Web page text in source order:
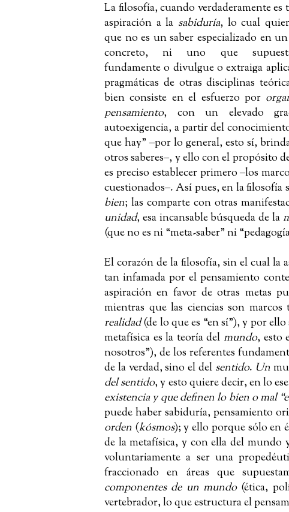
La filosofía, cuando verdaderamente es
aspiración a la sabiduría, lo cual
que no es un saber especializado en
concreto, ni uno que
fundamente o divulgue o extraiga
pragmáticas de otras disciplinas
bien consiste en el esfuerzo por
pensamiento, con un elevado
autoexigencia, a partir del
que hay”‒por lo general, esto sí,
otros saberes‒, y ello con el propósito
es preciso establecer primero‒los
cuestionados‒. Así pues, en la filosofía
bien; las comparte con otras
unidad, esa incansable búsqueda de la
(que no es ni “meta-saber” ni
El corazón de la filosofía, sin el cual la
tan infamada por el pensamiento
aspiración en favor de otras metas
mientras que las ciencias son
realidad(de lo que es “en sí”), y por
metafísica es la teoría del mundo, esto
nosotros”), de los referentes
de la verdad, sino el del sentido. Un
del sentido, y esto quiere decir, en lo
existencia y que definen lo bien o mal
puede haber sabiduría, pensamiento
orden (kósmos); y ello porque sólo en
de la metafísica, y con ella del mundo
voluntariamente a ser una
fraccionado en áreas que
componentes de un mundo(ética,
vertebrador, lo que estructura el